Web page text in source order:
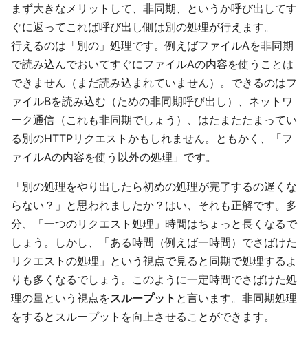
まず大きなメリットして、非同期、というか呼び出してす
ぐに返ってこれば呼び出し側は別の処理が行えます。
行えるのは「別の」処理です。例えばファイルAを非同期
で読み込んでおいてすぐにファイルAの内容を使うことは
できません（まだ読み込まれていません）。できるのはフ
ァイルBを読み込む（ための非同期呼び出し）、ネットワ
ーク通信（これも非同期でしょう）、はたまたたまってい
る別のHTTPリクエストかもしれません。ともかく、「フ
ァイルAの内容を使う以外の処理」です。
「別の処理をやり出したら初めの処理が完了するの遅くな
らない？」と思われましたか？はい、それも正解です。多
分、「一つのリクエスト処理」時間はちょっと長くなるで
しょう。しかし、「ある時間（例えば一時間）でさばけた
リクエストの処理」という視点で見ると同期で処理するよ
りも多くなるでしょう。このように一定時間でさばけた処
理の量という視点をスループット と言います。非同期処理
をするとスループットを向上させることができます。